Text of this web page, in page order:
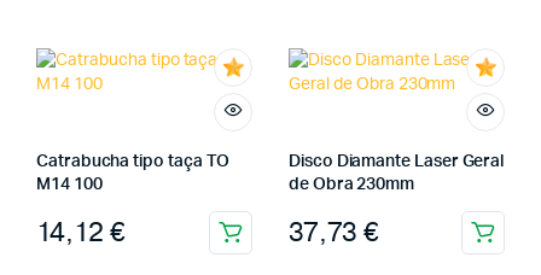
Catrabucha tipo taça TO
M14 100
14,12 €
Disco Diamante Laser Geral
de Obra 230mm
37,73 €